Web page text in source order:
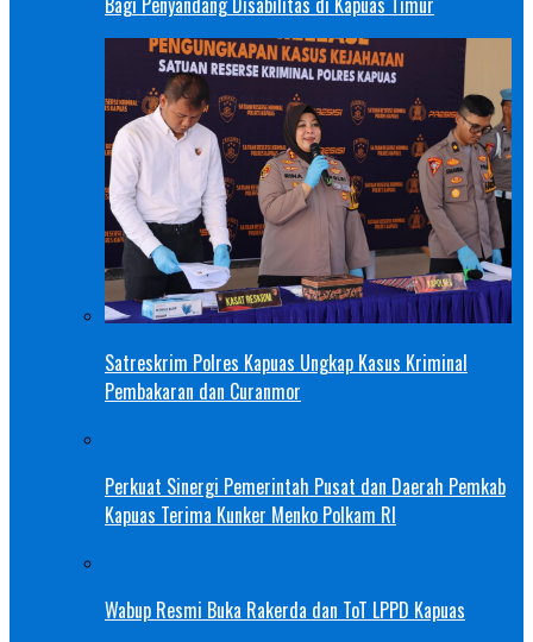
Satreskrim Polres Kapuas Ungkap Kasus Kriminal
Pembakaran dan Curanmor
Perkuat Sinergi Pemerintah Pusat dan Daerah Pemkab
Kapuas Terima Kunker Menko Polkam RI
Wabup Resmi Buka Rakerda dan ToT LPPD Kapuas